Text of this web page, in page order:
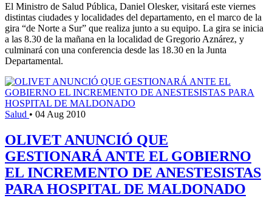
El Ministro de Salud Pública, Daniel Olesker, visitará este viernes
distintas ciudades y localidades del departamento, en el marco de la
gira “de Norte a Sur” que realiza junto a su equipo. La gira se inicia
a las 8.30 de la mañana en la localidad de Gregorio Aznárez, y
culminará con una conferencia desde las 18.30 en la Junta
Departamental.
Salud • 04 Aug 2010
OLIVET ANUNCIÓ QUE
GESTIONARÁ ANTE EL GOBIERNO
EL INCREMENTO DE ANESTESISTAS
PARA HOSPITAL DE MALDONADO